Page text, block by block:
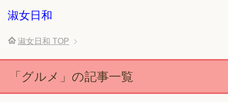
淑女日和
淑女日和 TOP
「グルメ」の記事一覧